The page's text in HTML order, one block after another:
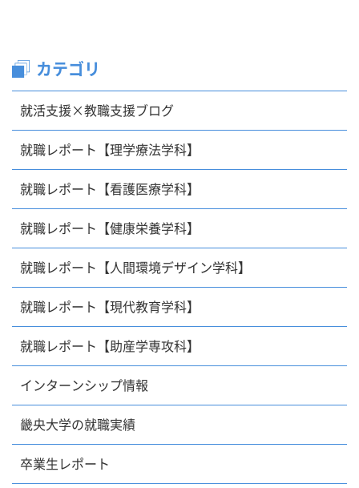
カテゴリ
就活支援×教職支援ブログ
就職レポート【理学療法学科】
就職レポート【看護医療学科】
就職レポート【健康栄養学科】
就職レポート【人間環境デザイン学科】
就職レポート【現代教育学科】
就職レポート【助産学専攻科】
インターンシップ情報
畿央大学の就職実績
卒業生レポート